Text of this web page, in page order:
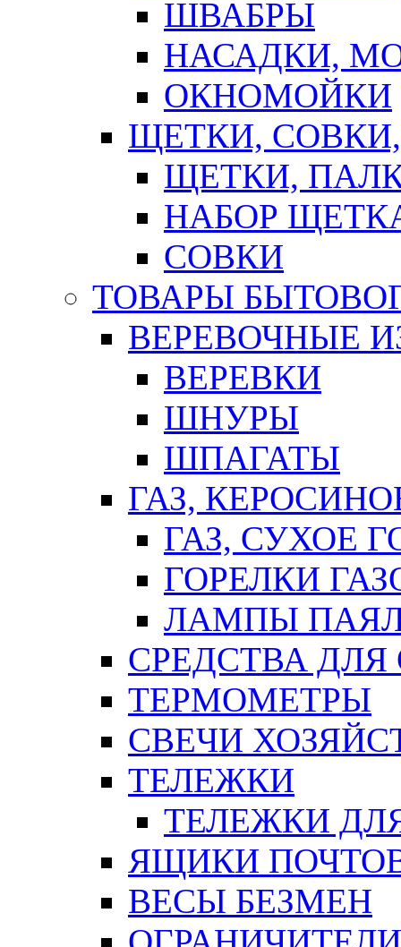
ШВАБРЫ
НАСАДКИ,
ОКНОМОЙКИ
ЩЕТКИ,
ЩЕТКИ,
НАБОР
СОВКИ
ТОВАРЫ
ВЕРЕВОЧНЫЕ
ВЕРЕВКИ
ШНУРЫ
ШПАГАТЫ
ГАЗ,
ГАЗ, СУХОЕ
ГОРЕЛКИ
ЛАМПЫ
СРЕДСТВА
ТЕРМОМЕТРЫ
СВЕЧИ
ТЕЛЕЖКИ
ТЕЛЕЖКИ
ЯЩИКИ
ВЕСЫ БЕЗМЕН